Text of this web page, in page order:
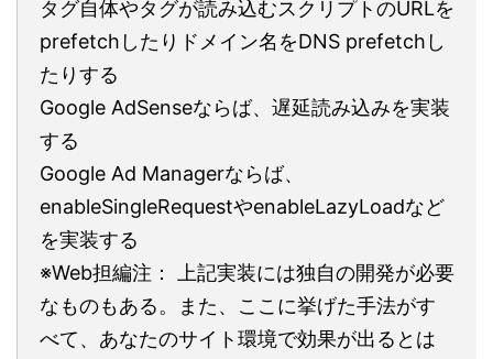
タグ自体やタグが読み込むスクリプトのURLを
prefetchしたりドメイン名をDNS prefetchし
たりする
Google AdSenseならば、遅延読み込みを実装
する
Google Ad Managerならば、
enableSingleRequestやenableLazyLoadなど
を実装する
※Web担編注： 上記実装には独自の開発が必要
なものもある。また、ここに挙げた手法がす
べて、あなたのサイト環境で効果が出るとは